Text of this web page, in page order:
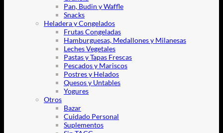
Pan, Budin y Waffle
Snacks
Heladera y Congelados
Frutas Congeladas
Hamburguesas, Medallones y Milanesas
Leches Vegetales
Pastas y Tapas Frescas
Pescados y Mariscos
Postres y Helados
Quesos y Untables
Yogures
Otros
Bazar
Cuidado Personal
Suplementos